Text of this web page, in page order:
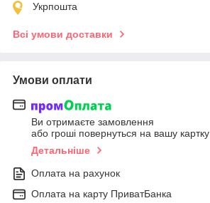
Укрпошта
Всі умови доставки
Умови оплати
Ви отримаєте замовлення
або гроші повернуться на вашу картку
Детальніше
Оплата на рахунок
Оплата на карту ПриватБанка